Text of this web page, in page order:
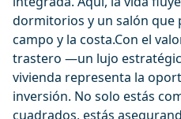
dormitorios y un salón que
campo y la costa.Con el
trastero —un lujo
vivienda representa la
‌inversión. ‌No ‌solo estás
cuadrados, ‌estás